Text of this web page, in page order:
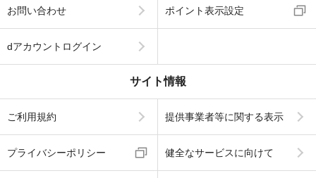
お問い合わせ ポイント表示設定
dアカウントログイン
サイト情報
ご利用規約 提供事業者等に関する表示
プライバシーポリシー 健全なサービスに向けて